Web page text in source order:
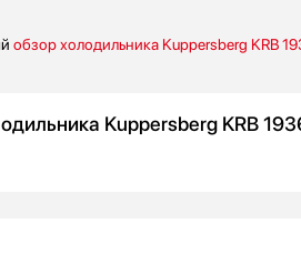
обзор холодильника Kuppersberg KRB
Kuppersberg KRB